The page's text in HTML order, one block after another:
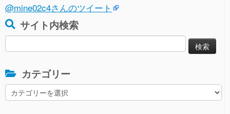
@mine02c4さんのツイート
サイト内検索
検
索:
カテゴリー
カ
テ